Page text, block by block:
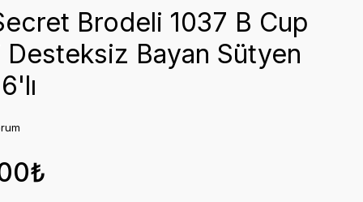
Brodeli 1037 B Cup
Desteksiz Bayan Sütyen